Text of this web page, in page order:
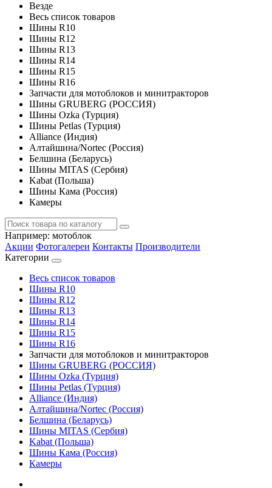
Везде
Весь список товаров
Шины R10
Шины R12
Шины R13
Шины R14
Шины R15
Шины R16
Запчасти для мотоблоков и минитракторов
Шины GRUBERG (РОССИЯ)
Шины Ozka (Турция)
Шины Petlas (Турция)
Alliance (Индия)
Алтайшина/Nortec (Россия)
Белшина (Беларусь)
Шины MITAS (Сербия)
Kabat (Польша)
Шины Кама (Россия)
Камеры
Например: мотоблок
Акции Фотогалереи Контакты Производители
Категории
Весь список товаров
Шины R10
Шины R12
Шины R13
Шины R14
Шины R15
Шины R16
Запчасти для мотоблоков и минитракторов
Шины GRUBERG (РОССИЯ)
Шины Ozka (Турция)
Шины Petlas (Турция)
Alliance (Индия)
Алтайшина/Nortec (Россия)
Белшина (Беларусь)
Шины MITAS (Сербия)
Kabat (Польша)
Шины Кама (Россия)
Камеры